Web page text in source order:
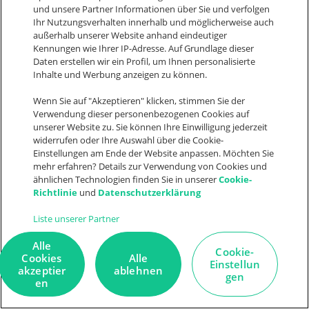
Community
Roadmap & Ideen
Partner werden
Presse
API
Wissenswertes
und unsere Partner Informationen über Sie und verfolgen
Ihr Nutzungsverhalten innerhalb und möglicherweise auch
außerhalb unserer Website anhand eindeutiger
Kennungen wie Ihrer IP-Adresse. Auf Grundlage dieser
Daten erstellen wir ein Profil, um Ihnen personalisierte
Inhalte und Werbung anzeigen zu können.
Wenn Sie auf "Akzeptieren" klicken, stimmen Sie der
Verwendung dieser personenbezogenen Cookies auf
unserer Website zu. Sie können Ihre Einwilligung jederzeit
widerrufen oder Ihre Auswahl über die Cookie-
Einstellungen am Ende der Website anpassen. Möchten Sie
mehr erfahren? Details zur Verwendung von Cookies und
ähnlichen Technologien finden Sie in unsererCookie-
Richtlinie und Datenschutzerklärung
Liste unserer Partner
Cookie-
Einstellun
gen
Alle
ablehnen
Alle
Cookies
akzeptier
en